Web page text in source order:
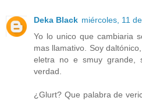
Deka Black miércoles, 11
Yo lo unico que cambiaria
mas llamativo. Soy
eletra no e smuy grande,
verdad.
¿Glurt? Que palabra de